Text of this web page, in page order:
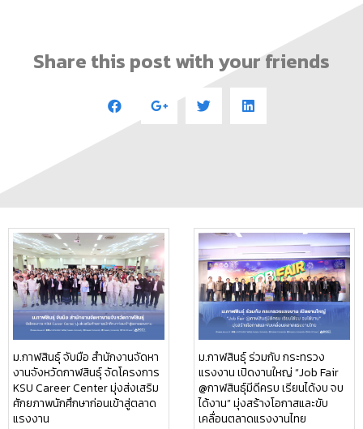
Share this post with your friends
ม.กาฬสินธุ์ จับมือ สำนักงานจัดหา
งานจังหวัดกาฬสินธุ์ จัดโครงการ
KSU Career Center มุ่งส่งเสริม
ศักยภาพนักศึกษาก่อนเข้าสู่ตลาด
แรงงาน
ม.กาฬสินธุ์ ร่วมกับ กระทรวง
แรงงาน เปิดงานใหญ่ “Job Fair
@กาฬสินธุ์มีดีครบ เรียนได้งบ จบ
ได้งาน” มุ่งสร้างโอกาสและขับ
เคลื่อนตลาดแรงงานไทย